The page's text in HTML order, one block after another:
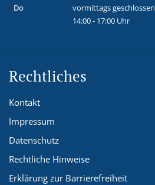
Do
vormittags geschlossen
14:00 - 17:00 Uhr
Rechtliches
Kontakt
Impressum
Datenschutz
Rechtliche Hinweise
Erklärung zur Barrierefreiheit